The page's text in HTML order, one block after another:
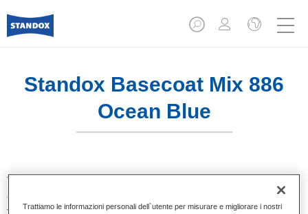
Standox Basecoat Mix 886
Ocean Blue
Tinta base convenzionale con eccezionale potere riempitivo
e buona opacità. Si distingue per l’ottimo punto tinta e per la
facilità di sfumatura. Ideale per riparazioni professionali.
Trattiamo le informazioni personali dell`utente per misurare e migliorare i nostri